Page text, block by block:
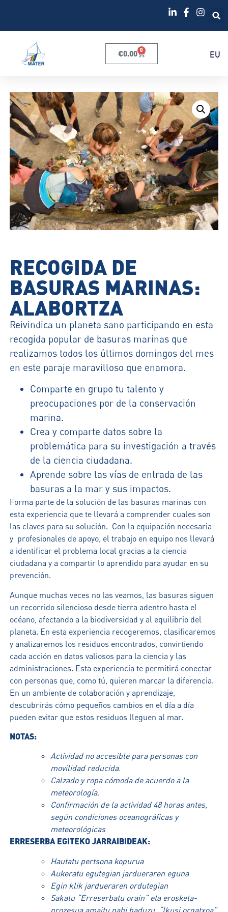
€0.00 0 EU
RECOGIDA DE
BASURAS MARINAS:
ALABORTZA
Reivindica un planeta sano participando en esta
recogida popular de basuras marinas que
realizamos todos los últimos domingos del mes
en este paraje maravilloso que enamora.
Comparte en grupo tu talento y
preocupaciones por de la conservación
marina.
Crea y comparte datos sobre la
problemática para su investigación a través
de la ciencia ciudadana.
Aprende sobre las vías de entrada de las
basuras a la mar y sus impactos.
Forma parte de la solución de las basuras marinas con
esta experiencia que te llevará a comprender cuales son
las claves para su solución. Con la equipación necesaria
y profesionales de apoyo, el trabajo en equipo nos llevará
a identificar el problema local gracias a la ciencia
ciudadana y a compartir lo aprendido para ayudar en su
prevención.
Aunque muchas veces no las veamos, las basuras siguen
un recorrido silencioso desde tierra adentro hasta el
océano, afectando a la biodiversidad y al equilibrio del
planeta. En esta experiencia recogeremos, clasificaremos
y analizaremos los residuos encontrados, convirtiendo
cada acción en datos valiosos para la ciencia y las
administraciones. Esta experiencia te permitirá conectar
con personas que, como tú, quieren marcar la diferencia.
En un ambiente de colaboración y aprendizaje,
descubrirás cómo pequeños cambios en el día a día
pueden evitar que estos residuos lleguen al mar.
NOTAS:
Actividad no accesible para personas con
movilidad reducida.
Calzado y ropa cómoda de acuerdo a la
meteorología.
Confirmación de la actividad 48 horas antes,
según condiciones oceanográficas y
meteorológicas
ERRESERBA EGITEKO JARRAIBIDEAK:
Hautatu pertsona kopurua
Aukeratu egutegian jardueraren eguna
Egin klik jardueraren ordutegian
Sakatu “Erreserbatu orain” eta erosketa-
prozesua amaitu nahi baduzu, “Ikusi orgatxoa”